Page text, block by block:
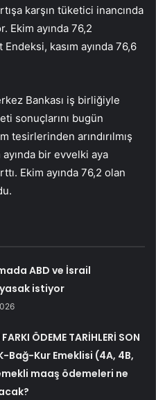
karşın tüketici inancında
Ekim ayında 76,2
kasım ayında 76,6
Bankası iş birliğiyle
sonuçlarını bugün
tesirlerinden arındırılmış
bir evvelki aya
Ekim ayında 76,2 olan
ABD ve İsrail
istiyor
ÖDEME TARİHLERİ SON
Bağ-Kur Emeklisi (4A, 4B,
maaş ödemeleri ne